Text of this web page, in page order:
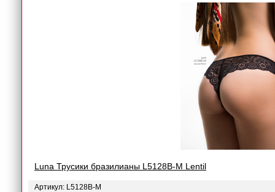
Luna Трусики бразилианы L5128B-M Lentil
Артикул: L5128B-M